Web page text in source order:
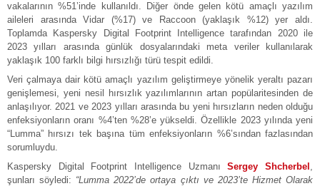
vakalarının %51’inde kullanıldı. Diğer önde gelen kötü amaçlı yazılım
aileleri arasında Vidar (%17) ve Raccoon (yaklaşık %12) yer aldı.
Toplamda Kaspersky Digital Footprint Intelligence tarafından 2020 ile
2023 yılları arasında günlük dosyalarındaki meta veriler kullanılarak
yaklaşık 100 farklı bilgi hırsızlığı türü tespit edildi.
Veri çalmaya dair kötü amaçlı yazılım geliştirmeye yönelik yeraltı pazarı
genişlemesi, yeni nesil hırsızlık yazılımlarının artan popülaritesinden de
anlaşılıyor. 2021 ve 2023 yılları arasında bu yeni hırsızların neden olduğu
enfeksiyonların oranı %4’ten %28’e yükseldi. Özellikle 2023 yılında yeni
“Lumma” hırsızı tek başına tüm enfeksiyonların %6’sından fazlasından
sorumluydu.
Kaspersky Digital Footprint Intelligence UzmanıSergey Shcherbel ,
şunları söyledi: “Lumma 2022’de ortaya çıktı ve 2023’te Hizmet Olarak